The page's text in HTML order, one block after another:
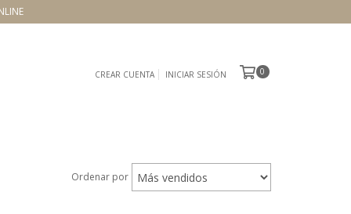
CREAR CUENTA INICIAR SESIÓN 0
Ordenar por